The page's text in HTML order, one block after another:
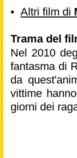
• Altri film di
Trama del
Nel 2010
fantasma di
da
vittime
giorni dei